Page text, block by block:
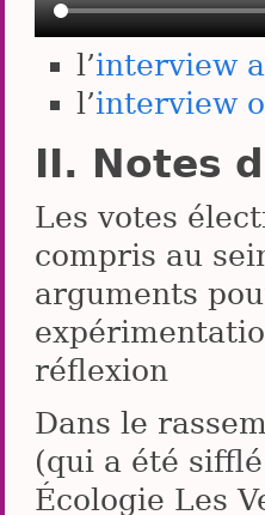
l’interview
l’interview
Notes
Les votes
compris au
arguments
réflexion
Dans le
(qui a été
Écologie Les